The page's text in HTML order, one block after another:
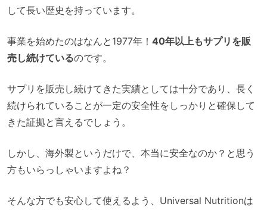
して長い歴史を持っています。
事業を始めたのはなんと1977年！ 40年以上もサプリを販
売し続けているのです。
サプリを販売し続けてきた実績としては十分であり、長く
続けられていることが一定の安全性をしっかりと確保して
きた証拠と言えるでしょう。
しかし、海外製というだけで、本当に安全なのか？と思う
方もいらっしゃいますよね？
そんな方でも安心して使えるよう、Universal Nutritionは